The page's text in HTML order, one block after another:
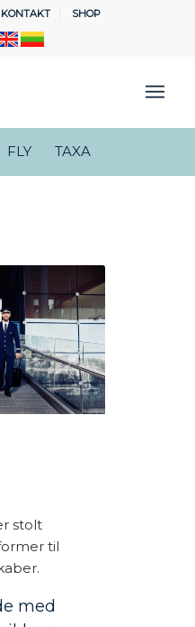
KONTAKT SHOP
FLY TAXA
stolt
til
med